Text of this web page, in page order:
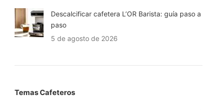
Descalcificar cafetera L’OR Barista: guía paso a
paso
5 de agosto de 2026
Temas Cafeteros